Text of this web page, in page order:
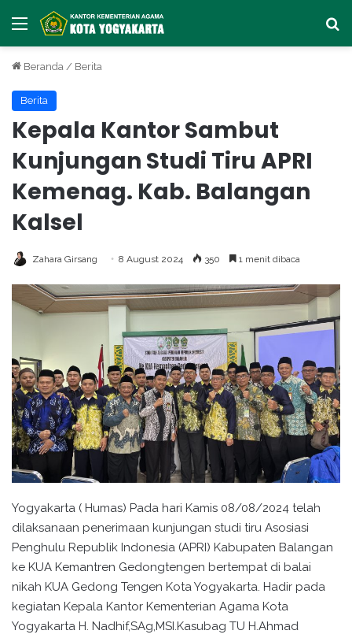
Menu
Beranda / Berita
Berita
Kepala Kantor Sambut
Kunjungan Studi Tiru APRI
Kemenag. Kab. Balangan
Kalsel
Zahara Girsang 8 August 2024 350 1 menit dibaca
Yogyakarta ( Humas) Pada hari Kamis 08/08/2024 telah
dilaksanaan penerimaan kunjungan studi tiru Asosiasi
Penghulu Republik Indonesia (APRI) Kabupaten Balangan
ke KUA Kemantren Gedongtengen bertempat di balai
nikah KUA Gedong Tengen Kota Yogyakarta. Hadir pada
kegiatan Kepala Kantor Kementerian Agama Kota
Yogyakarta H. Nadhif,SAg,MSI.Kasubag TU H.Ahmad